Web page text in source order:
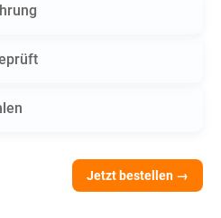
Jetzt bestellen →